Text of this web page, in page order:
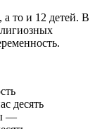
а то и 12 детей. В
десять
—